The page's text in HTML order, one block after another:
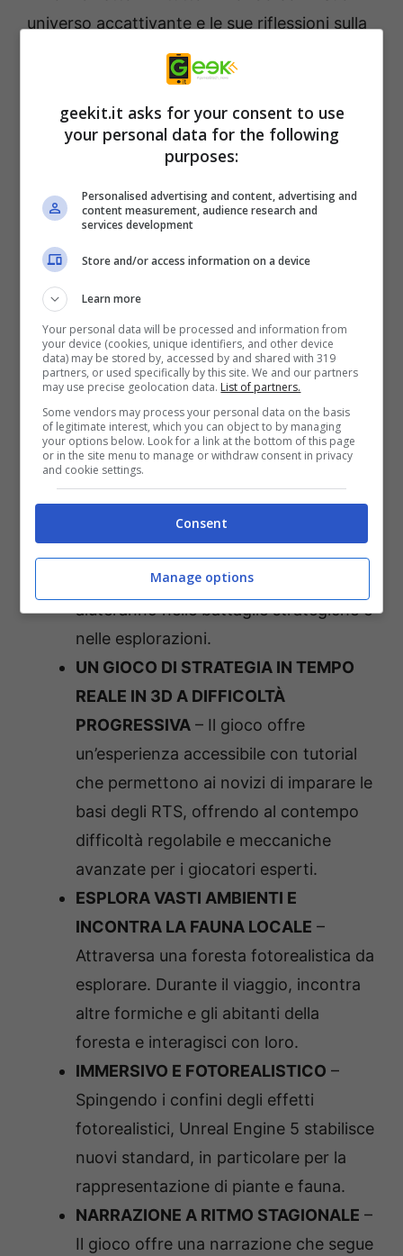
universo accattivante e le sue riflessioni sulla
natura umana. Microids è molto felice di
offrire ai giocatori l’opportunità di scoprire
questo universo da una nuova prospettiva
attraverso questo adattamento videoludico.
GUARDA IL VIDEO:
Informazioni su Empire of the Ants
PRENDI PARTE A UN’AVVENTURA
STRAORDINARIA– Gioca nei panni di
persona e scopri abilità uniche che ti
aiuteranno nelle battaglie strategiche e
nelle esplorazioni.
UN GIOCO DI STRATEGIA IN TEMPO
REALE IN 3D A DIFFICOLTÀ
PROGRESSIVA – Il gioco offre
un’esperienza accessibile con tutorial
che permettono ai novizi di imparare le
basi degli RTS, offrendo al contempo
difficoltà regolabile e meccaniche
avanzate per i giocatori esperti.
ESPLORA VASTI AMBIENTI E
INCONTRA LA FAUNA LOCALE –
Attraversa una foresta fotorealistica da
esplorare. Durante il viaggio, incontra
altre formiche e gli abitanti della
foresta e interagisci con loro.
IMMERSIVO E FOTOREALISTICO –
Spingendo i confini degli effetti
fotorealistici, Unreal Engine 5 stabilisce
nuovi standard, in particolare per la
rappresentazione di piante e fauna.
NARRAZIONE A RITMO STAGIONALE –
Il gioco offre una narrazione che segue
geekit.it asks for your consent to use
your personal data for the following
purposes:
Personalised advertising and content, advertising and
content measurement, audience research and
services development
Store and/or access information on a device
Learn more
Your personal data will be processed and information from
your device (cookies, unique identifiers, and other device
data) may be stored by, accessed by and shared with 319
partners, or used specifically by this site. We and our partners
may use precise geolocation data. List of partners.
Some vendors may process your personal data on the basis
of legitimate interest, which you can object to by managing
your options below. Look for a link at the bottom of this page
or in the site menu to manage or withdraw consent in privacy
and cookie settings.
Consent
Manage options